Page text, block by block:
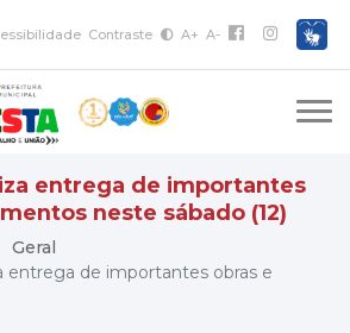
Contraste A+ A-
entrega de importantes
neste sábado (12)
Geral
entrega de importantes obras e